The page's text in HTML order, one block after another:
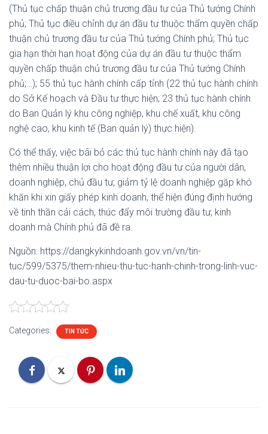
(Thủ tục chấp thuận chủ trương đầu tư của Thủ tướng Chính
phủ; Thủ tục điều chỉnh dự án đầu tư thuộc thẩm quyền chấp
thuận chủ trương đầu tư của Thủ tướng Chính phủ; Thủ tục
gia hạn thời hạn hoạt động của dự án đầu tư thuộc thẩm
quyền chấp thuận chủ trương đầu tư của Thủ tướng Chính
phủ;…); 55 thủ tục hành chính cấp tỉnh (22 thủ tục hành chính
do Sở Kế hoạch và Đầu tư thực hiện; 23 thủ tục hành chính
do Ban Quản lý khu công nghiệp, khu chế xuất, khu công
nghệ cao, khu kinh tế (Ban quản lý) thực hiện).
Có thể thấy, việc bãi bỏ các thủ tục hành chính này đã tạo
thêm nhiều thuận lợi cho hoạt động đầu tư của người dân,
doanh nghiệp, chủ đầu tư, giảm tỷ lệ doanh nghiệp gặp khó
khăn khi xin giấy phép kinh doanh, thể hiện đúng định hướng
về tinh thần cải cách, thúc đẩy môi trường đầu tư, kinh
doanh mà Chính phủ đã đề ra.
Nguồn: https://dangkykinhdoanh.gov.vn/vn/tin-
tuc/599/5375/them-nhieu-thu-tuc-hanh-chinh-trong-linh-vuc-
dau-tu-duoc-bai-bo.aspx
Categories: TIN TỨC